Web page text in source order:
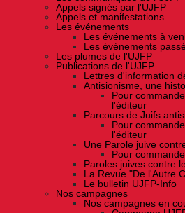
Appels signés par l'UJFP
Appels et manifestations
Les événements
Les événements à
Les événements
Les plumes de l'UJFP
Publications de l'UJFP
Lettres d'information
Antisionisme, une
Pour
l'éditeur
Parcours de Juifs
Pour
l'éditeur
Une Parole juive
Pour
Paroles juives contre
La Revue "De l'Autre
Le bulletin UJFP-Info
Nos campagnes
Nos campagnes en